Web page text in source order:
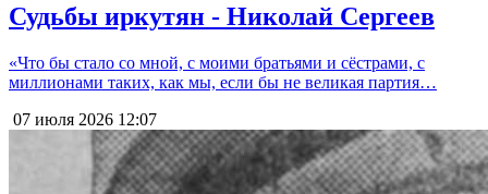
Судьбы иркутян - Николай Сергеев
«Что бы стало со мной, с моими братьями и сёстрами, с
миллионами таких, как мы, если бы не великая партия…
07 июля 2026 12:07